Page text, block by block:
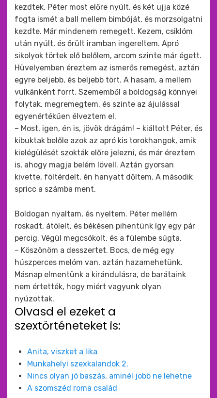
kezdtek. Péter most előre nyúlt, és két ujja közé
fogta ismét a ball mellem bimbóját, és morzsolgatni
kezdte. Már mindenem remegett. Kezem, csiklóm
után nyúlt, és őrült iramban ingereltem. Apró
sikolyok törtek elő belőlem, arcom szinte már égett.
Hüvelyemben éreztem az ismerős remegést, aztán
egyre beljebb, és beljebb tört. A hasam, a mellem
vulkánként forrt. Szememből a boldogság könnyei
folytak, megremegtem, és szinte az ájulással
egyenértékűen élveztem el.
– Most, igen, én is, jövök drágám! – kiáltott Péter, és
kibuktak belőle azok az apró kis torokhangok, amik
kielégülését szokták előre jelezni, és már éreztem
is, ahogy magja belém lövell. Aztán gyorsan
kivette, föltérdelt, én hanyatt dőltem. A második
spricc a számba ment.
Boldogan nyaltam, és nyeltem. Péter mellém
roskadt, átölelt, és békésen pihentünk így egy pár
percig. Végül megcsókolt, és a fülembe súgta.
– Köszönöm a desszertet. Bocs, de még egy
húszperces melóm van, aztán hazamehetünk.
Másnap elmentünk a kirándulásra, de barátaink
nem értették, hogy miért vagyunk olyan
nyúzottak.
Olvasd el ezeket a
szextörténeteket is:
Anita, viszket a lika
Munkahelyi szexkalandok 2.
Nincs olyan jó baszás, aminél jobb ne lehetne
A szomszéd roma család